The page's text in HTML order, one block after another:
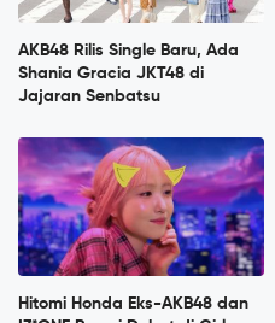
AKB48 Rilis Single Baru, Ada
Shania Gracia JKT48 di
Jajaran Senbatsu
Hitomi Honda Eks-AKB48 dan